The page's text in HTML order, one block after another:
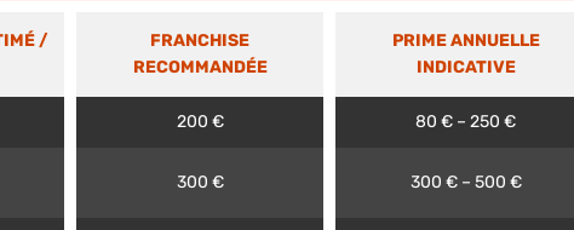
/
FRANCHISE
RECOMMANDÉE
PRIME ANNUELLE
INDICATIVE
200 € 80 € – 250 €
300 € 300 € – 500 €